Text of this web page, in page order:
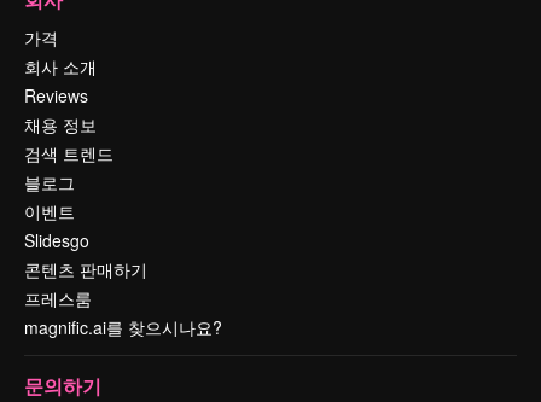
가격
회사 소개
Reviews
채용 정보
검색 트렌드
블로그
이벤트
Slidesgo
콘텐츠 판매하기
프레스룸
magnific.ai를 찾으시나요?
문의하기